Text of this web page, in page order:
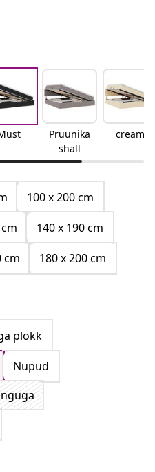
Pruunika
shall
cream
100 x 200 cm
140 x 190 cm
cm
180 x 200 cm
plokk
Nupud